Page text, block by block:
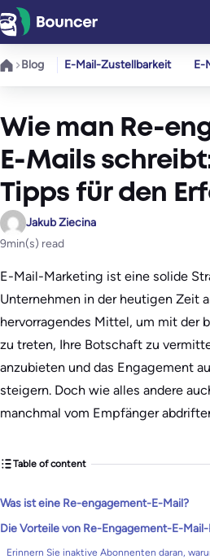
Zum
Inhalt
springen
Blog E-Mail-Zustellbarkeit E-
Wie man Re-
E-Mails
Tipps für den
Jakub Ziecina
9min(s) read
E-Mail-Marketing ist eine solide
Unternehmen in der heutigen Zeit
hervorragendes Mittel, um mit der
zu treten, Ihre Botschaft zu
anzubieten und das Engagement
steigern. Doch wie alles andere
manchmal vom Empfänger
Table of content
Was ist eine Re-engagement-E-Mail?
Die Vorteile von Re-Engagement-E-
Erinnern Sie inaktive Abonnenten daran,